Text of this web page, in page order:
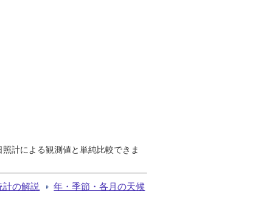
計による観測値と単純比較できま
計の解説 年・季節・各月の天候